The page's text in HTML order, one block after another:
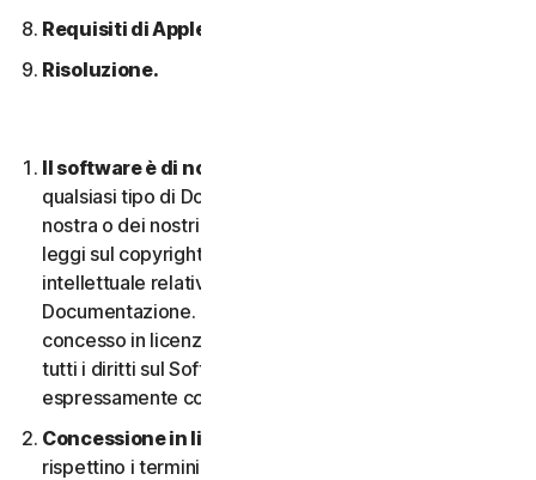
Requisiti di Apple.
Risoluzione.
Il software è di nostra proprietà.
qualsiasi tipo di Documentazione sono di proprietà
nostra o dei nostri licenziatari e sono protetti dalle
leggi sul copyright. Ciò include tutti i Diritti di proprietà
intellettuale relativi al Software e alla
Documentazione. Qualsiasi Software fornito da noi è
concesso in licenza e non venduto, e ci riserviamo
tutti i diritti sul Software e la Documentazione non
espressamente concessi nel CLS.
Concessione in licenza.
rispettino i termini e le condizioni del CLS,